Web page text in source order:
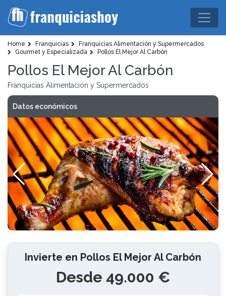
Home Franquicias
Franquicias Alimentación y Supermercados
Gourmet y Especializada
Pollos El Mejor Al Carbón
Pollos El Mejor Al Carbón
Franquicias Alimentación y Supermercados
Datos económicos
Invierte en Pollos El Mejor Al Carbón
Desde 49.000 €